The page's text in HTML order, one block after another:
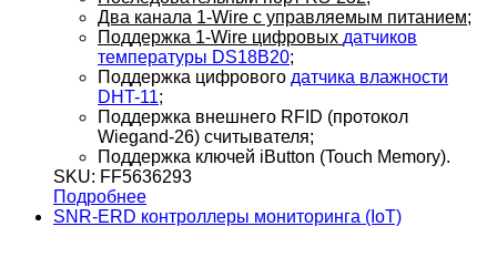
Два канала 1-Wire с управляемым питанием;
Поддержка 1-Wire цифровых датчиков
температуры DS18B20;
Поддержка цифрового датчика влажности
DHT-11;
Поддержка внешнего RFID (протокол
Wiegand-26) считывателя;
Поддержка ключей iButton (Touch Memory).
SKU: FF5636293
Подробнее
SNR-ERD контроллеры мониторинга (IoT)